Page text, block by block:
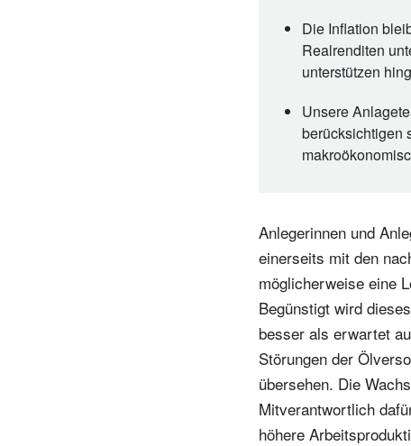
Die Inflation
Realrenditen
unterstützen
Unsere
berücksichtigen
Anlegerinnen und
einerseits mit den
möglicherweise eine
Begünstigt wird
besser als erwartet
Störungen der
übersehen. Die
Mitverantwortlich
höhere